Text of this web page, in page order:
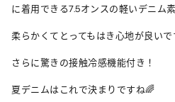
に着用できる7.5オンスの軽いデニム素
柔らかくてとってもはき心地が良いで
さらに驚きの接触冷感機能付き！
夏デニムはこれで決まりですね🌈